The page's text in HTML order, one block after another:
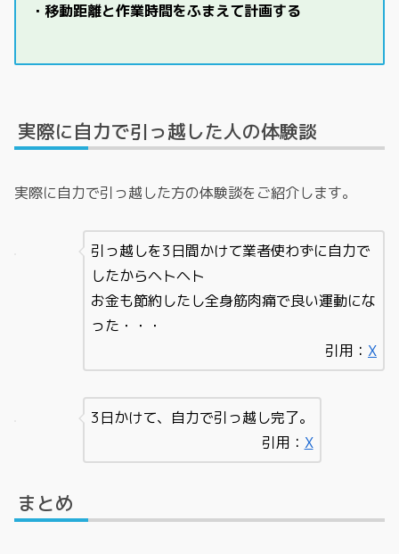
・移動距離と作業時間をふまえて計画する
実際に自力で引っ越した人の体験談
実際に自力で引っ越した方の体験談をご紹介します。
引っ越しを3日間かけて業者使わずに自力で
したからヘトヘト
お金も節約したし全身筋肉痛で良い運動にな
った・・・
引用： X
3日かけて、自力で引っ越し完了。
引用： X
まとめ